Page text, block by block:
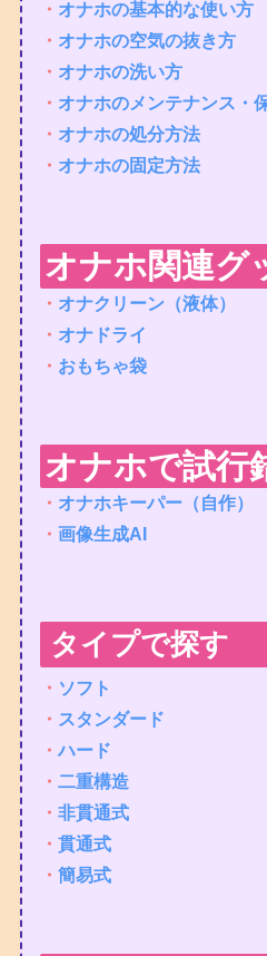
・ オナホの基本的な使い方
・ オナホの空気の抜き方
・ オナホの洗い方
・ オナホのメンテナンス・
・ オナホの処分方法
・ オナホの固定方法
オナホ関連
・ オナクリーン（液体）
・ オナドライ
・ おもちゃ袋
オナホで試
・ オナホキーパー（自作）
・ 画像生成AI
タイプ
・ ソフト
・ スタンダード
・ハード
・ 二重構造
・ 非貫通式
・ 貫通式
・ 簡易式